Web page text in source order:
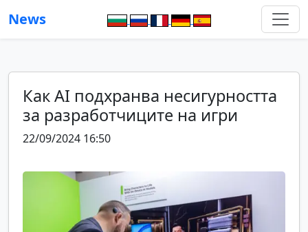
News
Как AI подхранва несигурността
за разработчиците на игри
22/09/2024 16:50